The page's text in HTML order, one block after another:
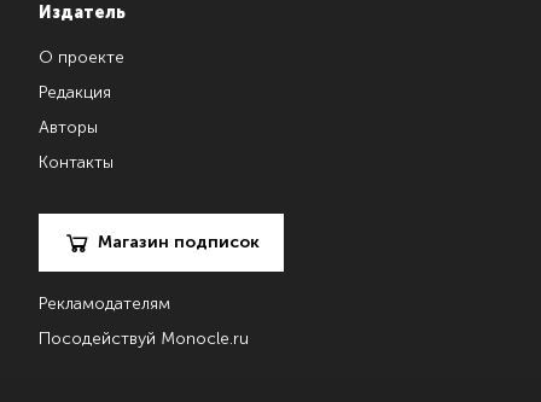
Издатель
О проекте
Редакция
Авторы
Контакты
Магазин подписок
Рекламодателям
Посодействуй Monocle.ru